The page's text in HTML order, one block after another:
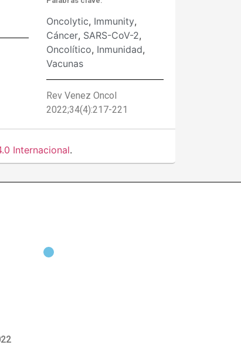
Oncolytic, Immunity,
Cáncer, SARS-CoV-2,
Oncolítico, Inmunidad,
Vacunas
Rev Venez Oncol
2022;34(4):217-221
Internacional.